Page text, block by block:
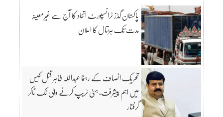
پاکستان گڈز ٹرانسپورٹ اتحاد کا آج سے غیرمعینہ
مدت تک ہڑتال کا اعلان
تحریک انصاف کے رہنما عبداللہ طاہر قتل کیس
میں اہم پیشرفت، ہنی ٹریپ کرنے والی ٹک ٹاکر
گرفتار